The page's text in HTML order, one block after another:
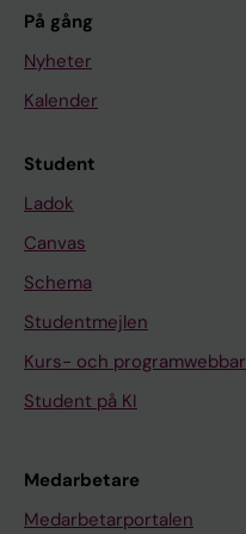
På gång
Nyheter
Kalender
Student
Ladok
Canvas
Schema
Studentmejlen
Kurs- och programwebbar
Student på KI
Medarbetare
Medarbetarportalen